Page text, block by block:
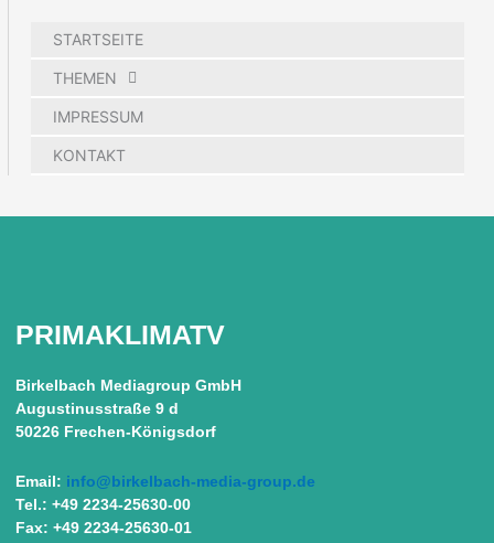
STARTSEITE
THEMEN
IMPRESSUM
KONTAKT
PRIMAKLIMATV
Birkelbach Mediagroup GmbH
Augustinusstraße 9 d
50226 Frechen-Königsdorf
Email: info@birkelbach-media-group.de
Tel.: +49 2234-25630-00
Fax: +49 2234-25630-01